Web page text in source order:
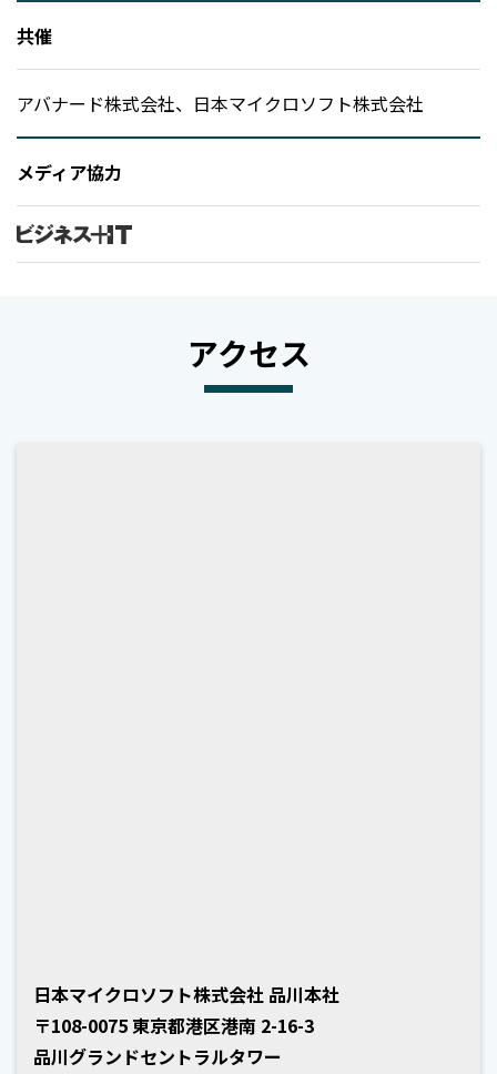
共催
アバナード株式会社、日本マイクロソフト株式会社
メディア協力
アクセス
日本マイクロソフト株式会社 品川本社
〒108-0075 東京都港区港南 2-16-3
品川グランドセントラルタワー